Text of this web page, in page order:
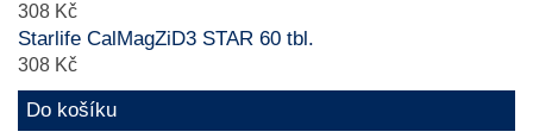
308 Kč
Starlife CalMagZiD3 STAR 60 tbl.
308 Kč
Do košíku